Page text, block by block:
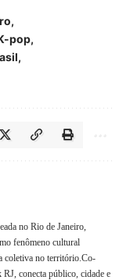
pop
no Rio de Janeiro,
fenômeno cultural
coletiva no território.Co-
conecta público, cidade e